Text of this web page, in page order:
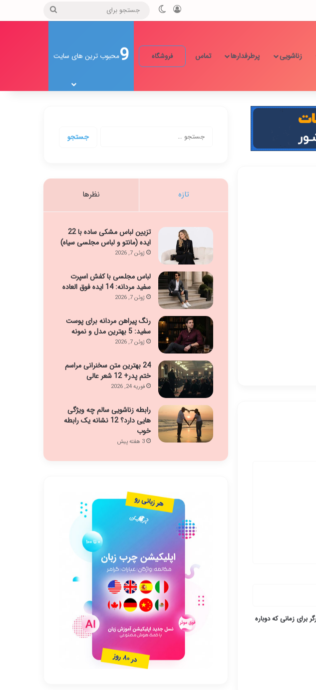
ورود تغییر پوسته
جستجو
زناشویی پرطرفدارها تماس فروشگاه 9محبوب ترین های سایت
برای زمانی که دوباره
تازه نظرها
تزیین لباس مشکی ساده با 22
ایده (مانتو و لباس مجلسی سیاه)
ژوئن 7, 2026
لباس مجلسی با کفش اسپرت
سفید مردانه: 14 ایده فوق العاده
ژوئن 7, 2026
رنگ پیراهن مردانه برای پوست
سفید: 5 بهترین مدل و نمونه
ژوئن 7, 2026
24 بهترین متن سخنرانی مراسم
ختم پدر+ 12 شعر عالی
فوریه 24, 2026
رابطه زناشویی سالم چه ویژگی
هایی دارد؟ 12 نشانه یک رابطه
خوب
3 هفته پیش